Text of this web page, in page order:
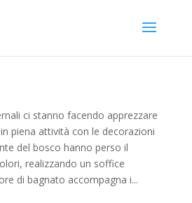
ci stanno facendo apprezzare
piena attività con le decorazioni
del bosco hanno perso il
realizzando un soffice
di bagnato accompagna i...